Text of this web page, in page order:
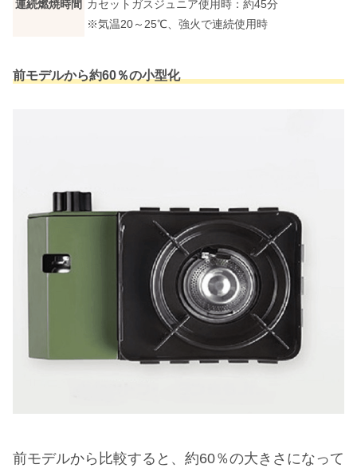
連続燃焼時間 カセットガスジュニア使用時：約45分
※気温20～25℃、強火で連続使用時
前モデルから約60％の小型化
前モデルから比較すると、約60％の大きさになって